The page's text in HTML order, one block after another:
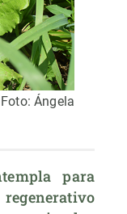
Ángela
para